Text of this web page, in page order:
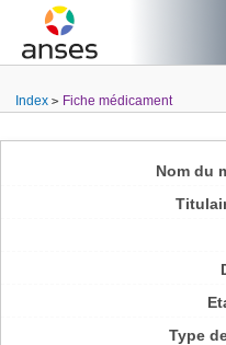
Index Fiche médicament
Nom du
Type